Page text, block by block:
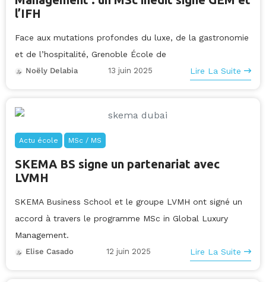
l’IFH
Face aux mutations profondes du luxe, de la gastronomie
et de l’hospitalité, Grenoble École de
Noëly Delabia 13 juin 2025 Lire La Suite
Actu école MSc / MS
SKEMA BS signe un partenariat avec
LVMH
SKEMA Business School et le groupe LVMH ont signé un
accord à travers le programme MSc in Global Luxury
Management.
Elise Casado 12 juin 2025 Lire La Suite